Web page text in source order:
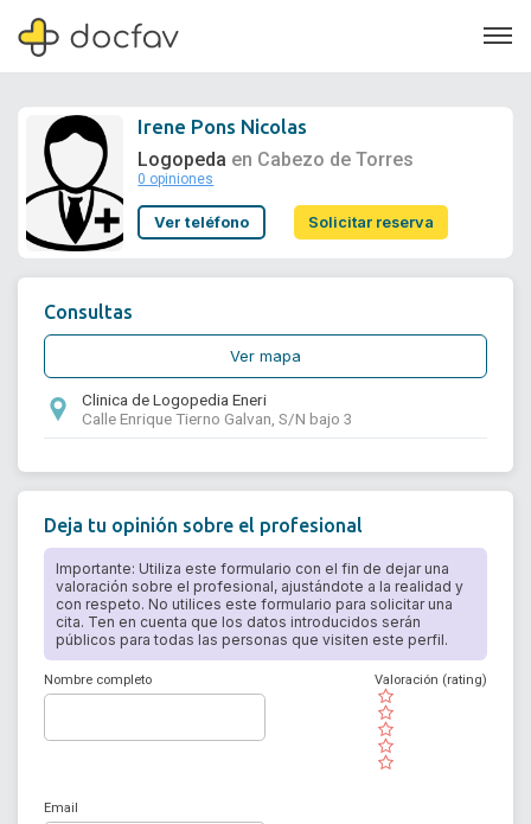
Soporte
Irene Pons Nicolas
Logopeda en Cabezo de Torres
0 opiniones
Ver teléfono Solicitar reserva
Consultas
Ver mapa
Clinica de Logopedia Eneri
Calle Enrique Tierno Galvan, S/N bajo 3
Deja tu opinión sobre el profesional
Importante: Utiliza este formulario con el fin de dejar una
valoración sobre el profesional, ajustándote a la realidad y
con respeto. No utilices este formulario para solicitar una
cita. Ten en cuenta que los datos introducidos serán
públicos para todas las personas que visiten este perfil.
Nombre completo
( )
( )
( )
( )
( )
Valoración (rating)
Email